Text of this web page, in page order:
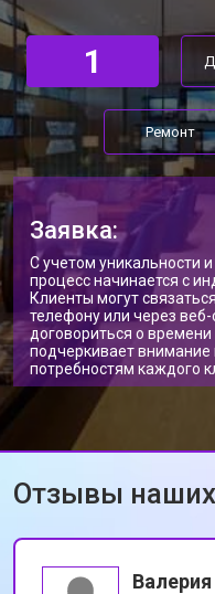
Ремонт пневмокамеры
Ремонт пневмосистемы
Ремонт пульта управления
Ремонт электропроводки
Ремонт сканера
Bork
Ремонт купюроприемника
Замена сетевого
Ремонт микро-лифта
1
Ремонт
Заявка:
С учетом уникальности
процесс начинается с
Клиенты могут
телефону или через
договориться о
подчеркивает
потребностям каждого
Отзывы